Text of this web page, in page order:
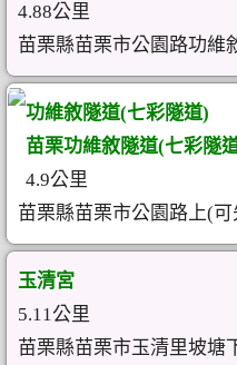
4.88公里
苗栗縣苗栗市公園路功維
功維敘隧道(七彩隧道)
苗栗功維敘隧道(七彩隧
4.9公里
苗栗縣苗栗市公園路上(
玉清宮
5.11公里
苗栗縣苗栗市玉清里坡塘